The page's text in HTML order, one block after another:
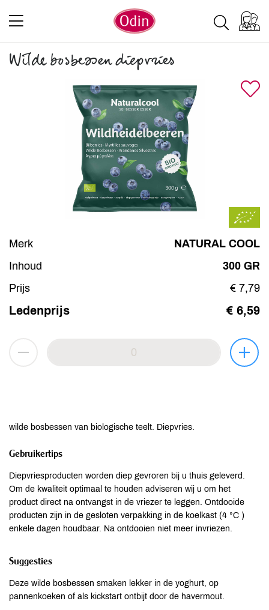
Wilde bosbessen diepvries
Merk
NATURAL COOL
Inhoud
300 GR
Prijs
€ 7,79
Ledenprijs € 6,59
wilde bosbessen van biologische teelt. Diepvries.
Gebruikertips
Diepvriesproducten worden diep gevroren bij u thuis geleverd.
Om de kwaliteit optimaal te houden adviseren wij u om het
product direct na ontvangst in de vriezer te leggen. Ontdooide
producten zijn in de gesloten verpakking in de koelkast (4 °C )
enkele dagen houdbaar. Na ontdooien niet meer invriezen.
Suggesties
Deze wilde bosbessen smaken lekker in de yoghurt, op
pannenkoeken of als kickstart ontbijt door de havermout.